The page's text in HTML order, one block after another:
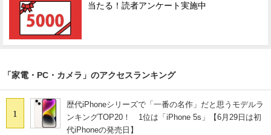
当たる！読者アンケート実施中
「家電・PC・カメラ」のアクセスランキング
1
歴代iPhoneシリーズで「一番の名作」だと思うモデルラ
ンキングTOP20！ 1位は「iPhone 5s」【6月29日は初
代iPhoneの発売日】